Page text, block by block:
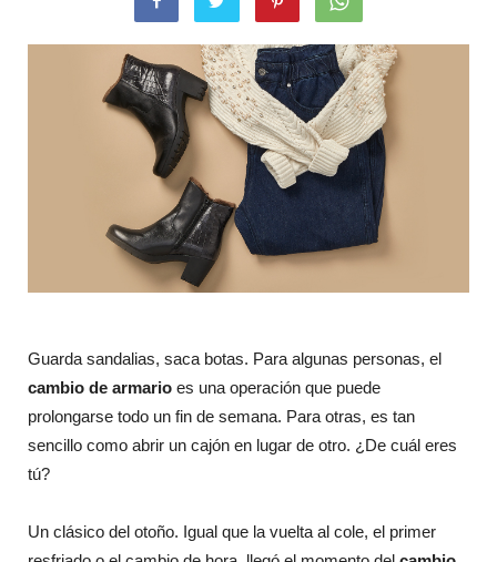
Guarda sandalias, saca botas. Para algunas personas, el
cambio de armario es una operación que puede
prolongarse todo un fin de semana. Para otras, es tan
sencillo como abrir un cajón en lugar de otro. ¿De cuál eres
tú?
Un clásico del otoño. Igual que la vuelta al cole, el primer